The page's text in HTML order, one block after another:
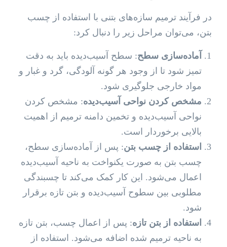
در فرآیند ترمیم سازه‌های بتنی با استفاده از چسب
بتن، می‌توان مراحل زیر را دنبال کرد:
آماده‌سازی سطح: سطح آسیب‌دیده باید به دقت
تمیز شود تا از وجود هر گونه آلودگی، گرد و غبار و
مواد خارجی جلوگیری شود.
مشخص کردن نواحی آسیب‌دیده: مشخص کردن
نواحی آسیب‌دیده و تخمین دامنه ترمیم از اهمیت
بالایی برخوردار است.
استفاده از چسب بتن: پس از آماده‌سازی سطح،
چسب بتن به صورت یکنواخت به ناحیه آسیب‌دیده
اعمال می‌شود. این کار کمک می‌کند تا چسبندگی
مطلوبی بین سطوح آسیب‌دیده و بتن تازه برقرار
شود.
استفاده از بتن تازه: پس از اعمال چسب، بتن تازه
به ناحیه ترمیم شده اضافه می‌شود. استفاده از